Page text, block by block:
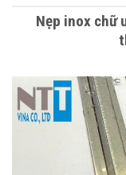
Nẹp inox chữ